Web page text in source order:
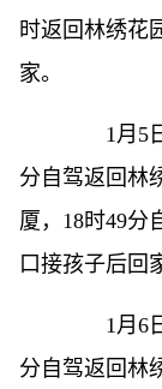
时返回林绣花
家。
1月5日
分自驾返回林
厦，18时49分
口接孩子后回
1月6日
分自驾返回林